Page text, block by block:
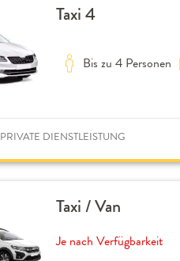
Taxi 4
Bis zu 4 Personen
PRIVATE DIENSTLEISTUNG
Taxi / Van
Je nach Verfügbarkeit